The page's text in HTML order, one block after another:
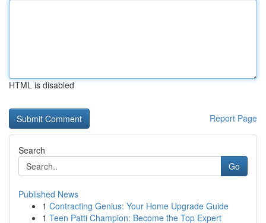
HTML is disabled
Report Page
Search
Go
Published News
1 Contracting Genius: Your Home Upgrade Guide
1 Teen Patti Champion: Become the Top Expert